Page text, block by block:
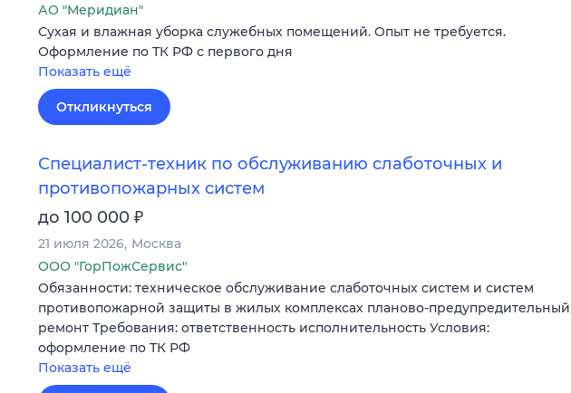
АО "Меридиан"
Сухая и влажная уборка служебных помещений. Опыт не требуется.
Оформление по ТК РФ с первого дня
Показать ещё
Откликнуться
Специалист-техник по обслуживанию слаботочных и
противопожарных систем
до 100 000 ₽
21 июля 2026 Москва
ООО "ГорПожСервис"
Обязанности: техническое обслуживание слаботочных систем и систем
противопожарной защиты в жилых комплексах планово-предупредительный
ремонт Требования: ответственность исполнительность Условия:
оформление по ТК РФ
Показать ещё